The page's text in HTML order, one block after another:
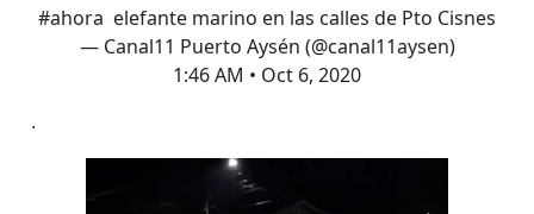
#ahora elefante marino en las calles de Pto Cisnes
— Canal11 Puerto Aysén (@canal11aysen)
1:46 AM • Oct 6, 2020
.